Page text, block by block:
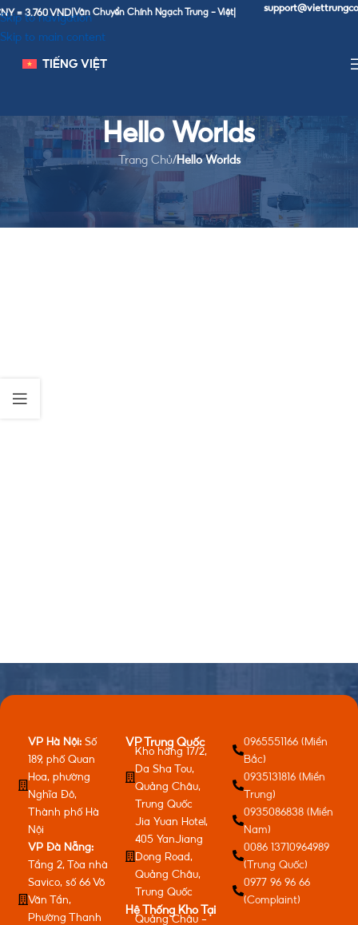
Skip to navigation
Skip to main content
= 3,760 VND |Vận Chuyển Chính Ngạch Trung - Việt|
TIẾNG VIỆT
Hello Worlds
Trang Chủ/Hello Worlds
VP Hà Nội: Số
189, phố Quan
Hoa, phường
Nghĩa Đô,
Thành phố Hà
Nội
VP Đà Nẵng:
Tầng 2, Tòa nhà
Savico, số 66 Võ
Văn Tần,
Phường Thanh
VP Trung Quốc
Kho hàng 17/2,
Da Sha Tou,
Quảng Châu,
Trung Quốc
Jia Yuan Hotel,
405 YanJiang
Dong Road,
Quảng Châu,
Trung Quốc
Hệ Thống Kho Tại
Quảng Châu -
0965551166 (Miền
Bắc)
0935131816 (Miền
Trung)
0935086838 (Miền
Nam)
0086 13710964989
(Trung Quốc)
0977 96 96 66
(Complaint)